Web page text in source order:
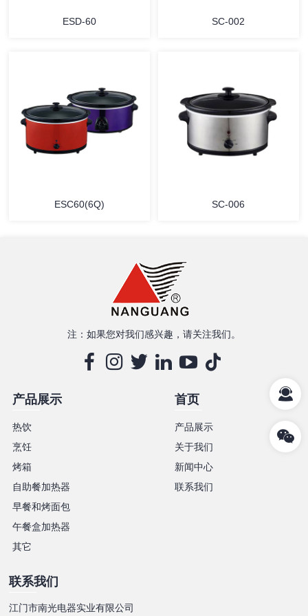
详情
ESD-60
详情
SC-002
ESC60(6Q) SC-006
注：如果您对我们感兴趣，请关注我们。
产品展示
热饮
烹饪
烤箱
自助餐加热器
早餐和烤面包
午餐盒加热器
其它
首页
产品展示
关于我们
新闻中心
联系我们
联系我们
江门市南光电器实业有限公司